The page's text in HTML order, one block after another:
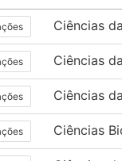
Ciências
Ciências
Ciências
Ciências